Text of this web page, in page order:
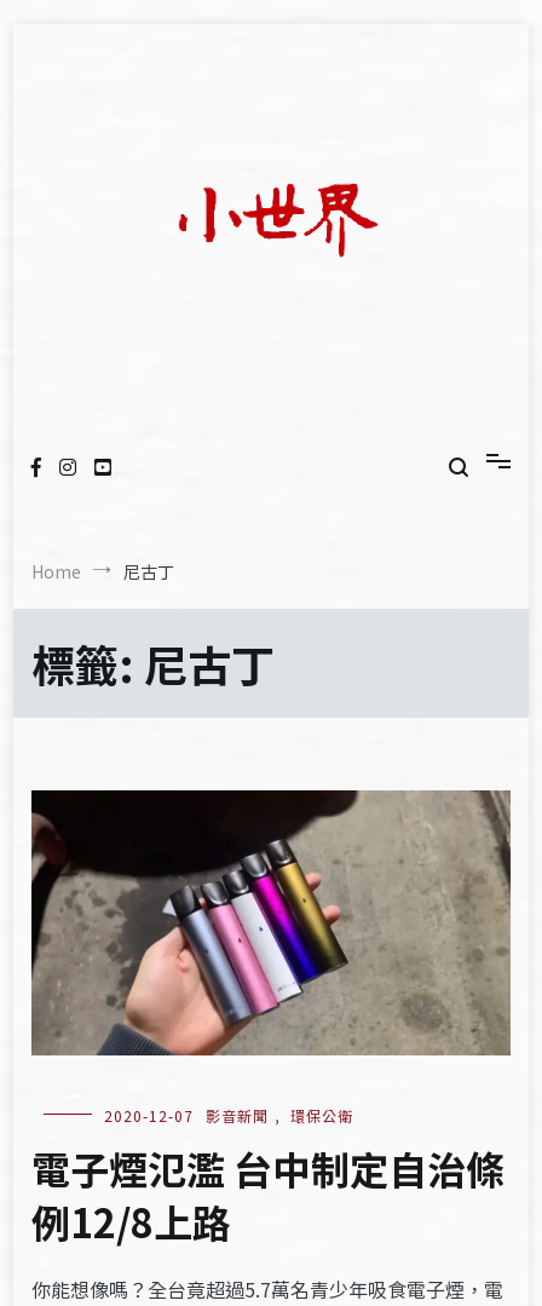
Home 尼古丁
標籤: 尼古丁
2020-12-07 影音新聞 , 環保公衛
電子煙氾濫 台中制定自治條
例12/8上路
你能想像嗎？全台竟超過5.7萬名青少年吸食電子煙，電